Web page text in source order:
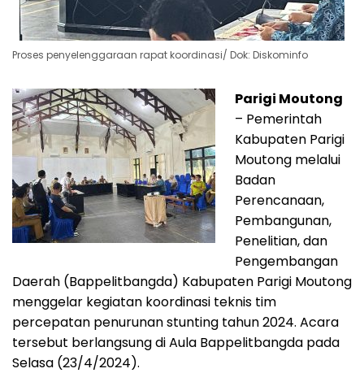
Proses penyelenggaraan rapat koordinasi/ Dok: Diskominfo
Parigi Moutong
– Pemerintah
Kabupaten Parigi
Moutong melalui
Badan
Perencanaan,
Pembangunan,
Penelitian, dan
Pengembangan
Daerah (Bappelitbangda) Kabupaten Parigi Moutong
menggelar kegiatan koordinasi teknis tim
percepatan penurunan stunting tahun 2024. Acara
tersebut berlangsung di Aula Bappelitbangda pada
Selasa (23/4/2024).